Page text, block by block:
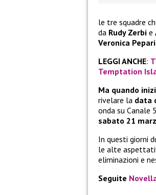
le tre squadre
da Rudy Zerbi e
Veronica
LEGGI ANCHE:
Temptation
Ma quando
rivelare la data
onda su Canale
sabato 21
In questi giorni
le alte
eliminazioni e
Seguite